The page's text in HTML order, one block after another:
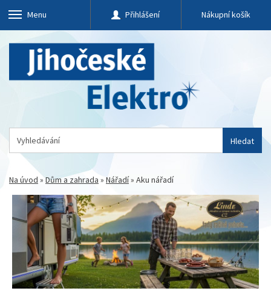
Menu Přihlášení Nákupní košík
Hledat
Na úvod »Dům a zahrada » Nářadí» Aku nářadí